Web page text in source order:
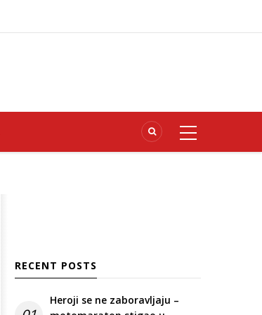
RECENT POSTS
Heroji se ne zaboravljaju –